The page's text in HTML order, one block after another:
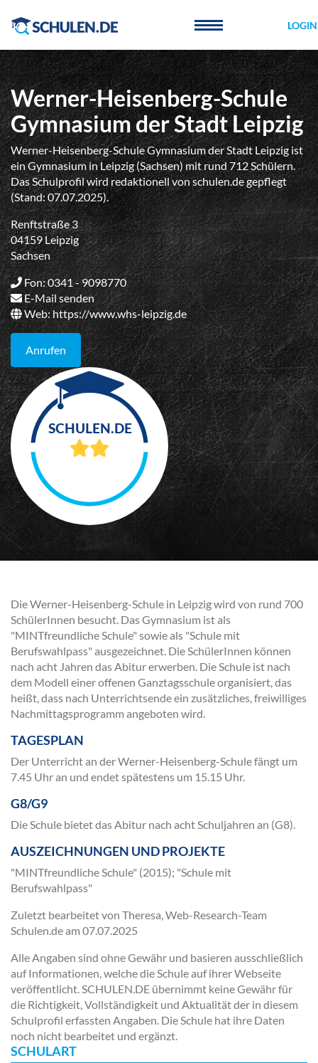
LOGIN
Werner-Heisenberg-Schule
Gymnasium der Stadt Leipzig
Werner-Heisenberg-Schule Gymnasium der Stadt Leipzig ist
ein Gymnasium in Leipzig (Sachsen) mit rund 712 Schülern.
Das Schulprofil wird redaktionell von schulen.de gepflegt
(Stand: 07.07.2025).
Renftstraße 3
04159 Leipzig
Sachsen
Fon: 0341 - 9098770
E-Mail senden
Web: https://www.whs-leipzig.de
Anrufen
Die Werner-Heisenberg-Schule in Leipzig wird von rund 700
SchülerInnen besucht. Das Gymnasium ist als
"MINTfreundliche Schule" sowie als "Schule mit
Berufswahlpass" ausgezeichnet. Die SchülerInnen können
nach acht Jahren das Abitur erwerben. Die Schule ist nach
dem Modell einer offenen Ganztagsschule organisiert, das
heißt, dass nach Unterrichtsende ein zusätzliches, freiwilliges
Nachmittagsprogramm angeboten wird.
TAGESPLAN
Der Unterricht an der Werner-Heisenberg-Schule fängt um
7.45 Uhr an und endet spätestens um 15.15 Uhr.
G8/G9
Die Schule bietet das Abitur nach acht Schuljahren an (G8).
AUSZEICHNUNGEN UND PROJEKTE
"MINTfreundliche Schule" (2015); "Schule mit
Berufswahlpass"
Zuletzt bearbeitet von Theresa, Web-Research-Team
Schulen.de am 07.07.2025
Alle Angaben sind ohne Gewähr und basieren ausschließlich
auf Informationen, welche die Schule auf ihrer Webseite
veröffentlicht. SCHULEN.DE übernimmt keine Gewähr für
die Richtigkeit, Vollständigkeit und Aktualität der in diesem
Schulprofil erfassten Angaben. Die Schule hat ihre Daten
noch nicht bearbeitet und ergänzt.
SCHULART